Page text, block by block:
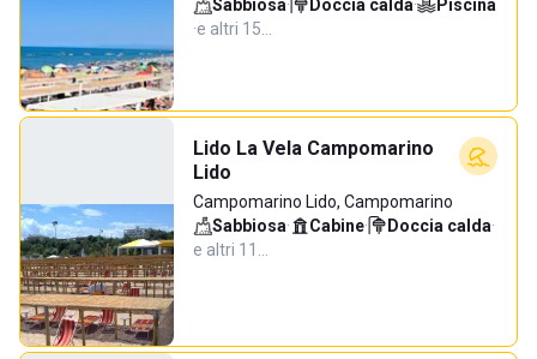
Sabbiosa· Doccia calda·
Piscina
·e altri 15…
Lido La Vela Campomarino
Lido
Campomarino Lido, Campomarino
Sabbiosa· Cabine· Doccia calda·
e altri 11…